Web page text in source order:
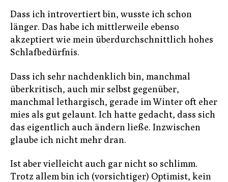
Dass ich introvertiert bin, wusste ich schon
länger. Das habe ich mittlerweile ebenso
akzeptiert wie mein überdurchschnittlich hohes
Schlafbedürfnis.
Dass ich sehr nachdenklich bin, manchmal
überkritisch, auch mir selbst gegenüber,
manchmal lethargisch, gerade im Winter oft eher
mies als gut gelaunt. Ich hatte gedacht, dass sich
das eigentlich auch ändern ließe. Inzwischen
glaube ich nicht mehr dran.
Ist aber vielleicht auch gar nicht so schlimm.
Trotz allem bin ich (vorsichtiger) Optimist, kein